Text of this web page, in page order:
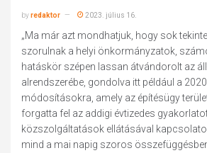
byredaktor 2023. július 16.
„Ma már azt mondhatjuk, hogy sok
szorulnak a helyi önkormányzatok,
hatáskör szépen lassan átvándorolt az
alrendszerébe, gondolva itt például a
módosításokra, amely az építésügy
forgatta fel az addigi évtizedes
közszolgáltatások ellátásával
mind a mai napig szoros